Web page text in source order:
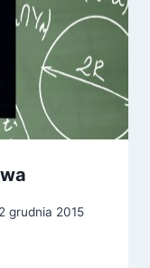
grudnia 2015